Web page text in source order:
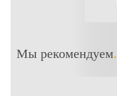
Мы рекомендуем.